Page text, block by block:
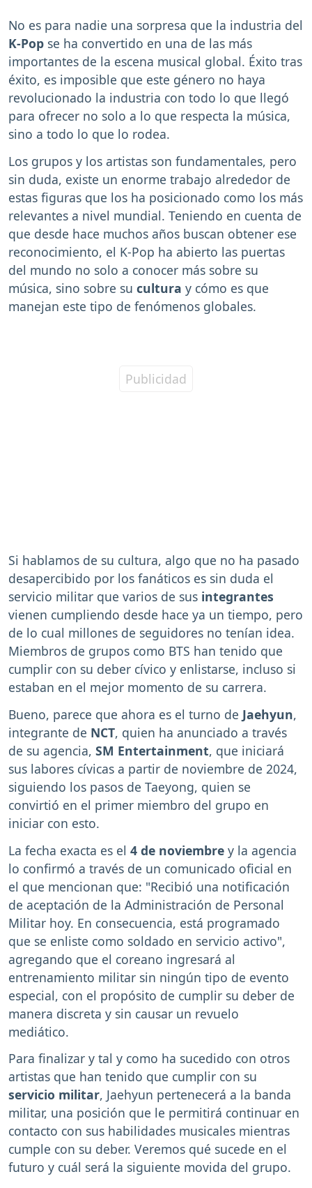
No es para nadie una sorpresa que la industria del
K-Pop se ha convertido en una de las más
importantes de la escena musical global. Éxito tras
éxito, es imposible que este género no haya
revolucionado la industria con todo lo que llegó
para ofrecer no solo a lo que respecta la música,
sino a todo lo que lo rodea.
Los grupos y los artistas son fundamentales, pero
sin duda, existe un enorme trabajo alrededor de
estas figuras que los ha posicionado como los más
relevantes a nivel mundial. Teniendo en cuenta de
que desde hace muchos años buscan obtener ese
reconocimiento, el K-Pop ha abierto las puertas
del mundo no solo a conocer más sobre su
música, sino sobre su cultura y cómo es que
manejan este tipo de fenómenos globales.
Si hablamos de su cultura, algo que no ha pasado
desapercibido por los fanáticos es sin duda el
servicio militar que varios de sus integrantes
vienen cumpliendo desde hace ya un tiempo, pero
de lo cual millones de seguidores no tenían idea.
Miembros de grupos como BTS han tenido que
cumplir con su deber cívico y enlistarse, incluso si
estaban en el mejor momento de su carrera.
Bueno, parece que ahora es el turno de Jaehyun,
integrante de NCT, quien ha anunciado a través
de su agencia, SM Entertainment, que iniciará
sus labores cívicas a partir de noviembre de 2024,
siguiendo los pasos de Taeyong, quien se
convirtió en el primer miembro del grupo en
iniciar con esto.
La fecha exacta es el 4 de noviembre y la agencia
lo confirmó a través de un comunicado oficial en
el que mencionan que: "Recibió una notificación
de aceptación de la Administración de Personal
Militar hoy. En consecuencia, está programado
que se enliste como soldado en servicio activo",
agregando que el coreano ingresará al
entrenamiento militar sin ningún tipo de evento
especial, con el propósito de cumplir su deber de
manera discreta y sin causar un revuelo
mediático.
Para finalizar y tal y como ha sucedido con otros
artistas que han tenido que cumplir con su
servicio militar, Jaehyun pertenecerá a la banda
militar, una posición que le permitirá continuar en
contacto con sus habilidades musicales mientras
cumple con su deber. Veremos qué sucede en el
futuro y cuál será la siguiente movida del grupo.